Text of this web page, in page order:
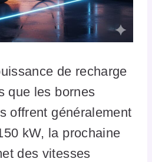
de recharge
que les bornes
offrent généralement
kW, la prochaine
des vitesses